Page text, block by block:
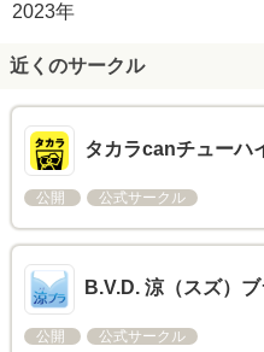
2023年
近くのサークル
タカラcanチューハ
公開 公式サークル
B.V.D. 涼（スズ）
公開 公式サークル